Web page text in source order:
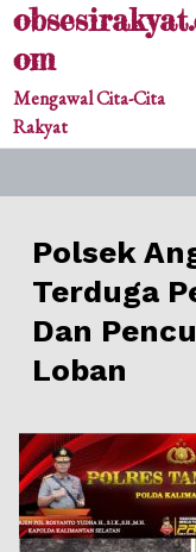
Skip
om
Mengawal Cita-Cita
Rakyat
Polsek
Terduga
Dan
Loban